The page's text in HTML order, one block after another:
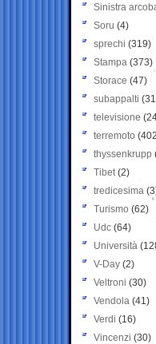
Sinistra
Soru (4)
sprechi (319)
Stampa (373)
Storace (47)
subappalti
televisione
terremoto
thyssenkrupp
Tibet(2)
tredicesima
Turismo (62)
Udc (64)
Università
V-Day (2)
Veltroni (30)
Vendola (41)
Verdi (16)
Vincenzi (30)